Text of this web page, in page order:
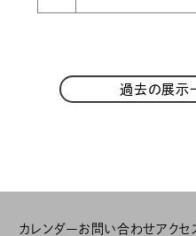
過去の展示
カレンダーお問い合わせアクセ